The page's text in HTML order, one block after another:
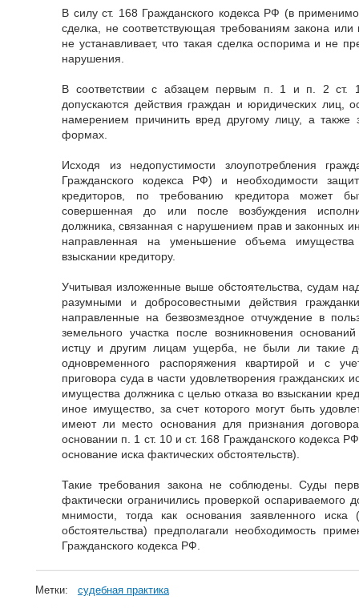
В силу ст. 168 Гражданского кодекса РФ (в
сделка, не соответствующая требованиям закона
не устанавливает, что такая сделка оспорима и не
нарушения.
В соответствии с абзацем первым п. 1 и п. 2 ст.
допускаются действия граждан и юридических лиц,
намерением причинить вред другому лицу, а также
формах.
Исходя из недопустимости злоупотребления
Гражданского кодекса РФ) и необходимости
кредиторов, по требованию кредитора может
совершенная до или после возбуждения
должника, связанная с нарушением прав и законных
направленная на уменьшение объема
взыскании кредитору.
Учитывая изложенные выше обстоятельства, судам
разумными и добросовестными действия
направленные на безвозмездное отчуждение в
земельного участка после возникновения
истцу и другим лицам ущерба, не были ли такие
одновременного распоряжения квартирой и с
приговора суда в части удовлетворения гражданских
имущества должника с целью отказа во взыскании
иное имущество, за счет которого могут быть
имеют ли место основания для признания
основании п. 1 ст. 10 и ст. 168 Гражданского кодекса
основание иска фактических обстоятельств).
Такие требования закона не соблюдены. Суды
фактически ограничились проверкой оспариваемого
мнимости, тогда как основания заявленного иска
обстоятельства) предполагали необходимость
Гражданского кодекса РФ.
Метки: судебная практика